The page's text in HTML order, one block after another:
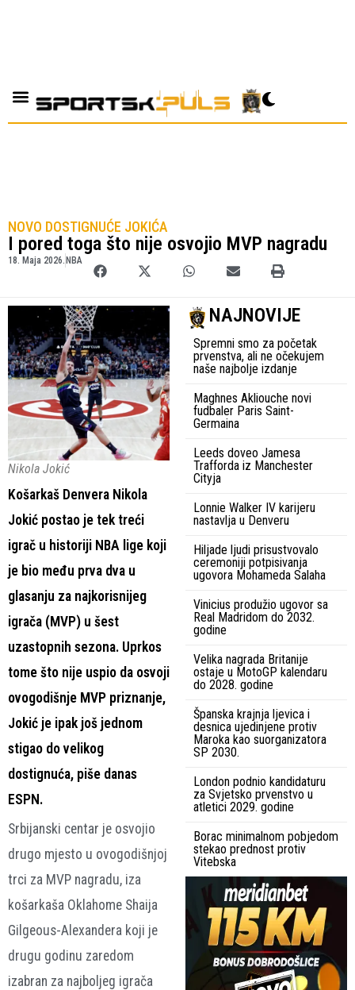
NOVO DOSTIGNUĆE JOKIĆA
I pored toga što nije osvojio MVP nagradu
18. Maja 2026. NBA
Nikola Jokić
Košarkaš Denvera Nikola
Jokić postao je tek treći
igrač u historiji NBA lige koji
je bio među prva dva u
glasanju za najkorisnijeg
igrača (MVP) u šest
uzastopnih sezona. Uprkos
tome što nije uspio da osvoji
ovogodišnje MVP priznanje,
Jokić je ipak još jednom
stigao do velikog
dostignuća, piše danas
ESPN.
Srbijanski centar je osvojio
drugo mjesto u ovogodišnjoj
trci za MVP nagradu, iza
košarkaša Oklahome Shaija
Gilgeous-Alexandera koji je
drugu godinu zaredom
izabran za najboljeg igrača
NAJNOVIJE
Spremni smo za početak
prvenstva, ali ne očekujem
naše najbolje izdanje
Maghnes Akliouche novi
fudbaler Paris Saint-
Germaina
Leeds doveo Jamesa
Trafforda iz Manchester
Cityja
Lonnie Walker IV karijeru
nastavlja u Denveru
Hiljade ljudi prisustvovalo
ceremoniji potpisivanja
ugovora Mohameda Salaha
Vinicius produžio ugovor sa
Real Madridom do 2032.
godine
Velika nagrada Britanije
ostaje u MotoGP kalendaru
do 2028. godine
Španska krajnja ljevica i
desnica ujedinjene protiv
Maroka kao suorganizatora
SP 2030.
London podnio kandidaturu
za Svjetsko prvenstvo u
atletici 2029. godine
Borac minimalnom pobjedom
stekao prednost protiv
Vitebska